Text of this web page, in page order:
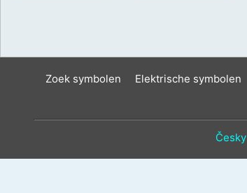
Zoek symbolen Elektrische symbolen
Česky